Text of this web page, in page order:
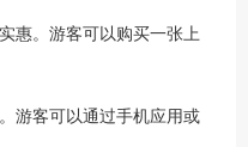
惠。游客可以购买一张上
游客可以通过手机应用或